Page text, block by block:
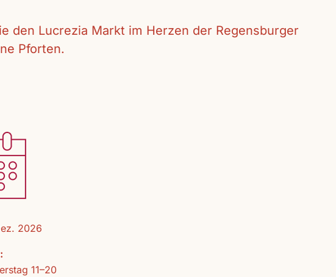
den Lucrezia Markt im Herzen der Regensburger
Pforten.
2026
11–20